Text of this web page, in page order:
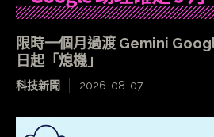
限時一個月過渡 Gemini
日起「熄機」
科技新聞 2026-08-07